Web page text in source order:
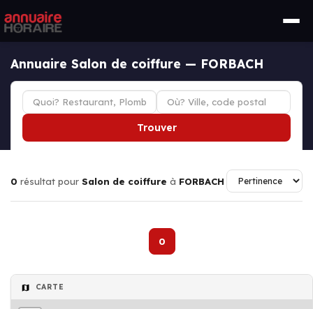
Annuaire Salon de coiffure — FORBACH
Trouver
0 résultat pour Salon de coiffure à FORBACH
0
CARTE